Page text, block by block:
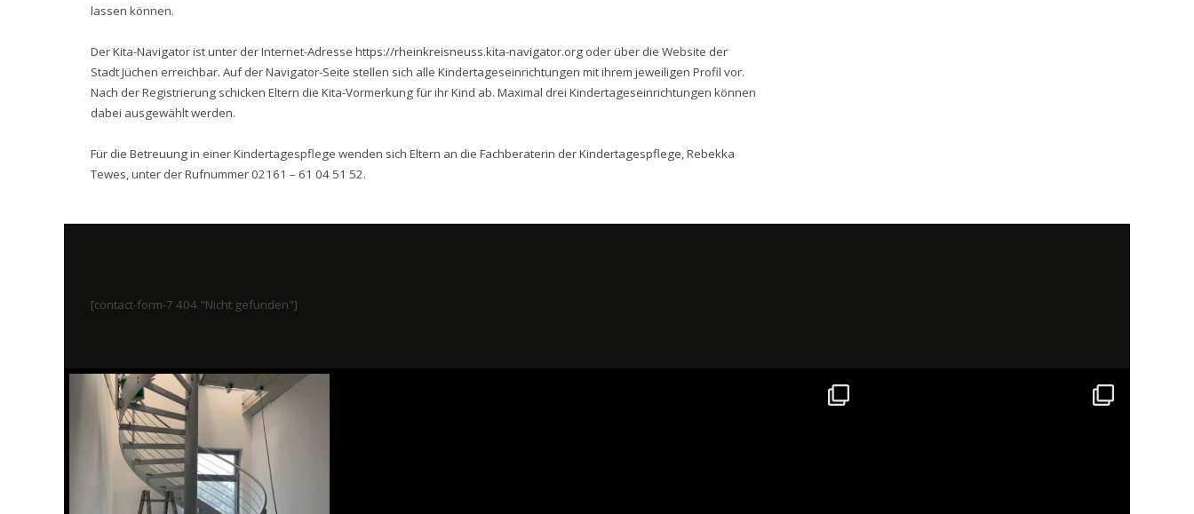
lassen können.
Der Kita-Navigator ist unter der Internet-Adresse https://rheinkreisneuss.kita-navigator.org oder über die Website der
Stadt Jüchen erreichbar. Auf der Navigator-Seite stellen sich alle Kindertageseinrichtungen mit ihrem jeweiligen Profil vor.
Nach der Registrierung schicken Eltern die Kita-Vormerkung für ihr Kind ab. Maximal drei Kindertageseinrichtungen können
dabei ausgewählt werden.
Für die Betreuung in einer Kindertagespflege wenden sich Eltern an die Fachberaterin der Kindertagespflege, Rebekka
Tewes, unter der Rufnummer 02161 – 61 04 51 52.
[contact-form-7 404 "Nicht gefunden"]